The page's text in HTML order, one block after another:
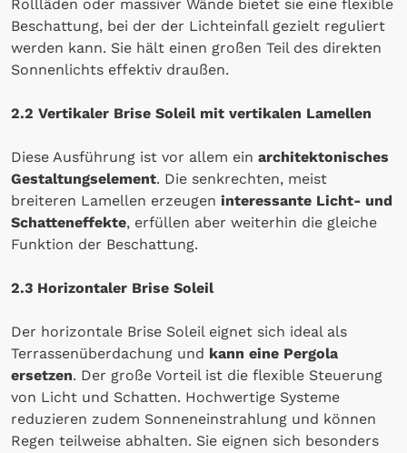
Rollläden oder massiver Wände bietet sie eine flexible
Beschattung, bei der der Lichteinfall gezielt reguliert
werden kann. Sie hält einen großen Teil des direkten
Sonnenlichts effektiv draußen.
2.2 Vertikaler Brise Soleil mit vertikalen Lamellen
Diese Ausführung ist vor allem ein architektonisches
Gestaltungselement. Die senkrechten, meist
breiteren Lamellen erzeugen interessante Licht- und
Schatteneffekte, erfüllen aber weiterhin die gleiche
Funktion der Beschattung.
2.3 Horizontaler Brise Soleil
Der horizontale Brise Soleil eignet sich ideal als
Terrassenüberdachung und kann eine Pergola
ersetzen. Der große Vorteil ist die flexible Steuerung
von Licht und Schatten. Hochwertige Systeme
reduzieren zudem Sonneneinstrahlung und können
Regen teilweise abhalten. Sie eignen sich besonders